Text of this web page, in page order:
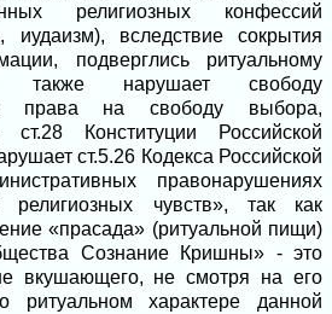
религиозных конфессий
иудаизм), вследствие сокрытия
подверглись ритуальному
также нарушает свободу
и права на свободу выбора,
Конституции Российской
ст.5.26 Кодекса Российской
правонарушениях
религиозных чувств», так как
«прасада» (ритуальной пищи)
Сознание Кришны» - это
вкушающего, не смотря на его
ритуальном характере данной